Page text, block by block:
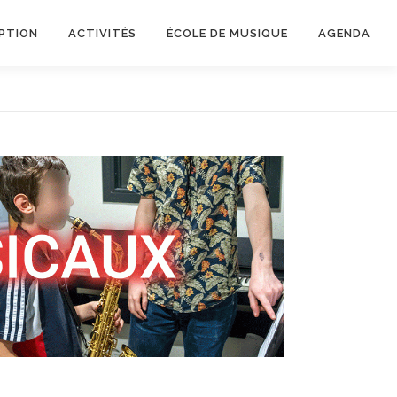
ACTIVITÉS ÉCOLE DE MUSIQUE AGENDA